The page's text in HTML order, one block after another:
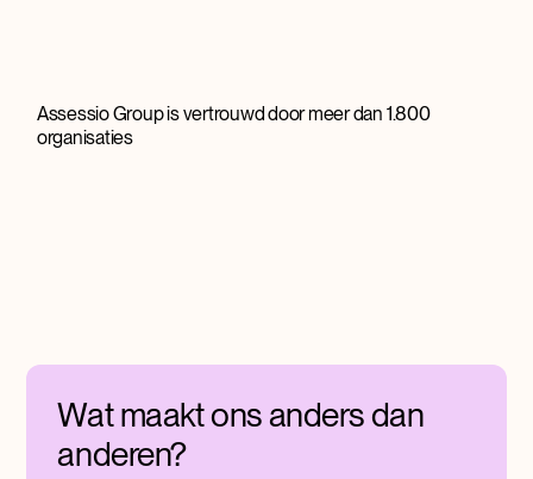
Assessio Group is vertrouwd door meer dan 1.800
organisaties
Wat maakt ons anders dan
anderen?